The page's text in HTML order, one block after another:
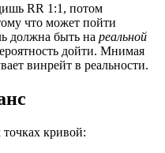
RR 1:1, потом
что может пойти
должна быть на реальной
дойти. Мнимая
винрейт в реальности.
кривой: